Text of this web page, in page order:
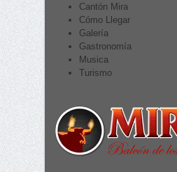
Cantón Mira
Cómo Llegar
Galería
Gastronomía
Musica
Turismo